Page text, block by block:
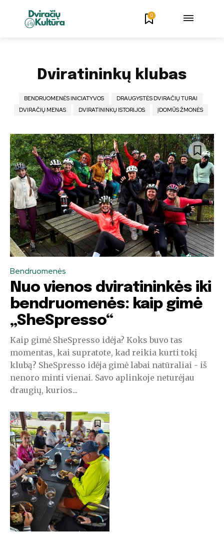
Prisijunkite prie mūsų
PRENUMERATŲ bendruomenės ir
dalyvaukite pokalbyje.
Norėdami užsiprenumeruoti, tiesiog įveskite savo el. pašto
adresą mūsų svetainėje arba spustelėkite žemiau esantį
mygtuką „Prenumeruoti“. Nesijaudinkite, mes gerbiame jūsų
privatumą ir nesiunčiame šlamšto į jūsų pašto dėžutę. Jūsų
PRENUMERUOTI
Aš perskaičiau ir sutinku suPrivatumo politika
0
Dviratininkų klubas
BENDRUOMENĖS INICIATYVOS
DRAUGYSTĖS DVIRAČIŲ TURAI
DVIRAČIŲ MENAS
DVIRATININKŲ ISTORIJOS ĮDOMŪS ŽMONĖS
Bendruomenės
Nuo vienos dviratininkės iki
bendruomenės: kaip gimė
„SheSpresso“
Kaip gimė SheSpresso idėja? Koks buvo tas
momentas, kai supratote, kad reikia kurti tokį
klubą? SheSpresso idėja gimė labai natūraliai - iš
nenoro minti vienai. Savo aplinkoje neturėjau
draugių, kurios...